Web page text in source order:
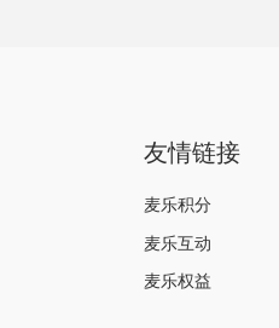
友情链接
麦乐积分
麦乐互动
麦乐权益